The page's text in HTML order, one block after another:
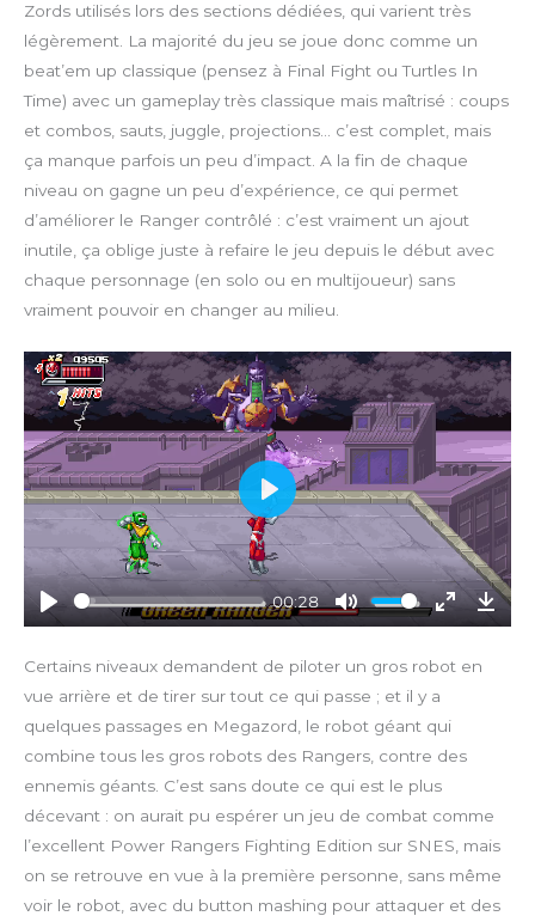
Zords utilisés lors des sections dédiées, qui varient très
légèrement. La majorité du jeu se joue donc comme un
beat’em up classique (pensez à Final Fight ou Turtles In
Time) avec un gameplay très classique mais maîtrisé : coups
et combos, sauts, juggle, projections… c’est complet, mais
ça manque parfois un peu d’impact. A la fin de chaque
niveau on gagne un peu d’expérience, ce qui permet
d’améliorer le Ranger contrôlé : c’est vraiment un ajout
inutile, ça oblige juste à refaire le jeu depuis le début avec
chaque personnage (en solo ou en multijoueur) sans
vraiment pouvoir en changer au milieu.
P
y
00:28
M
e
E
r
f
l
l
s
c
D
d
P
a
y
Certains niveaux demandent de piloter un gros robot en
vue arrière et de tirer sur tout ce qui passe ; et il y a
quelques passages en Megazord, le robot géant qui
combine tous les gros robots des Rangers, contre des
ennemis géants. C’est sans doute ce qui est le plus
décevant : on aurait pu espérer un jeu de combat comme
l’excellent Power Rangers Fighting Edition sur SNES, mais
on se retrouve en vue à la première personne, sans même
voir le robot, avec du button mashing pour attaquer et des